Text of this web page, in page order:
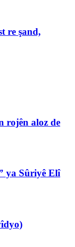
re şand,
rojên aloz de
ya Sûriyê Elî